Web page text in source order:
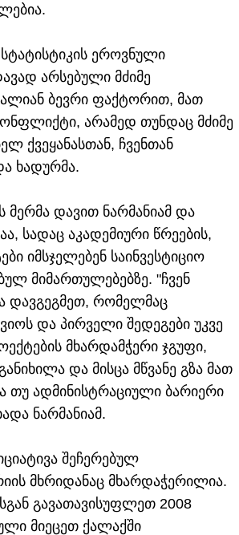
ეროვნული
არსებული მძიმე
ბევრი ფაქტორით, მათ
არამედ თუნდაც მძიმე
ქვეყანასთან, ჩვენთან
ხადურმა.
მერმა დავით ნარმანიამ და
სადაც აკადემიური წრეების,
იმსჯელებენ საინვესტიციო
მიმართულებებზე. "ჩვენ
დავგეგმეთ, რომელმაც
და პირველი შედეგები უკვე
მხარდამჭერი ჯგუფი,
და მისცა მწვანე გზა მათ
თუ ადმინისტრაციული ბარიერი
ნარმანიამ.
შეჩერებულ
მხრიდანაც მხარდაჭერილია.
გავათავისუფლეთ 2008
მიეცეთ ქალაქში